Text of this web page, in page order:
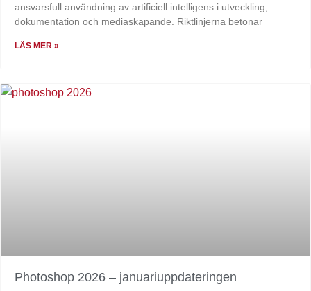
ansvarsfull användning av artificiell intelligens i utveckling,
dokumentation och mediaskapande. Riktlinjerna betonar
LÄS MER »
Photoshop 2026 – januariuppdateringen